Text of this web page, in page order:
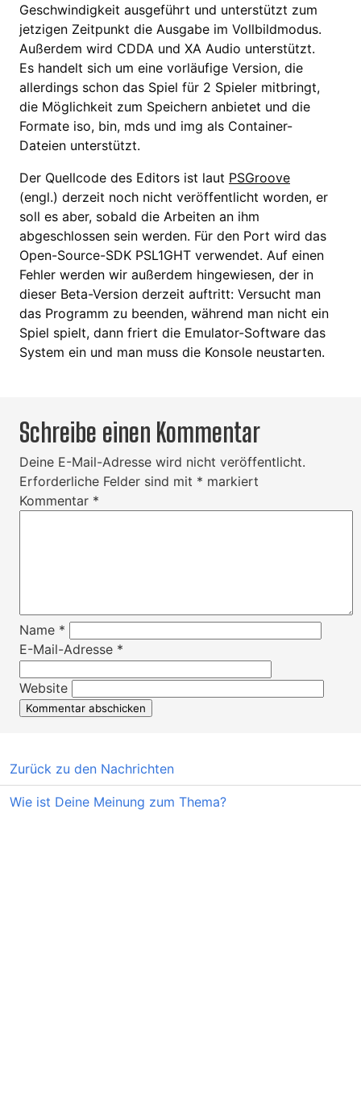
Geschwindigkeit ausgeführt und unterstützt zum
jetzigen Zeitpunkt die Ausgabe im Vollbildmodus.
Außerdem wird CDDA und XA Audio unterstützt.
Es handelt sich um eine vorläufige Version, die
allerdings schon das Spiel für 2 Spieler mitbringt,
die Möglichkeit zum Speichern anbietet und die
Formate iso, bin, mds und img als Container-
Dateien unterstützt.
Der Quellcode des Editors ist laut PSGroove
(engl.) derzeit noch nicht veröffentlicht worden, er
soll es aber, sobald die Arbeiten an ihm
abgeschlossen sein werden. Für den Port wird das
Open-Source-SDK PSL1GHT verwendet. Auf einen
Fehler werden wir außerdem hingewiesen, der in
dieser Beta-Version derzeit auftritt: Versucht man
das Programm zu beenden, während man nicht ein
Spiel spielt, dann friert die Emulator-Software das
System ein und man muss die Konsole neustarten.
Schreibe einen Kommentar
Deine E-Mail-Adresse wird nicht veröffentlicht.
Erforderliche Felder sind mit * markiert
Kommentar *
Name *
E-Mail-Adresse *
Website
Zurück zu den Nachrichten
Wie ist Deine Meinung zum Thema?